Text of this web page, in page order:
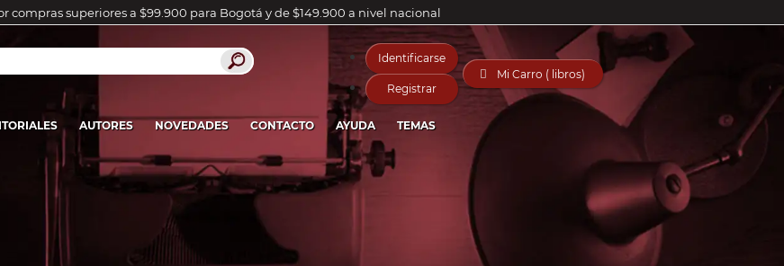
compras superiores a $99.900 para Bogotá y de $149.900 a nivel nacional
Identificarse
Registrar
 Mi Carro ( libros)
AUTORES NOVEDADES CONTACTO AYUDA TEMAS